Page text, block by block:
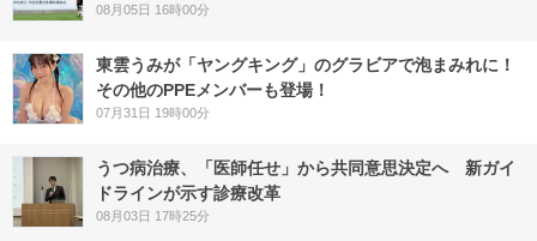
08月05日 16時00分
東雲うみが「ヤングキング」のグラビアで泡まみれに！
その他のPPEメンバーも登場！
07月31日 19時00分
うつ病治療、「医師任せ」から共同意思決定へ 新ガイ
ドラインが示す診療改革
08月03日 17時25分